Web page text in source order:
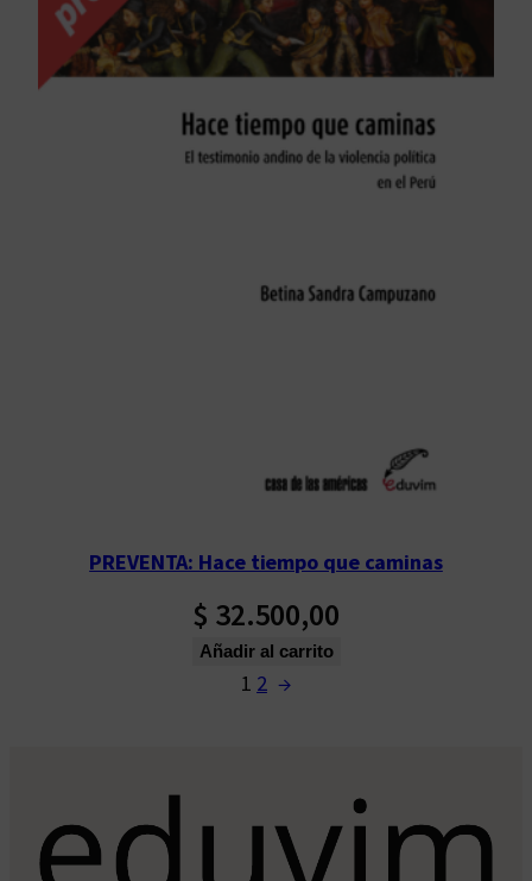
PREVENTA: Hace tiempo que caminas
$ 32.500,00
Añadir al carrito
1 2 →